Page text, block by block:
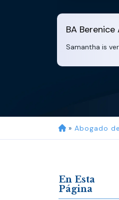
EB Eboni
Clara
» Abogado
En Esta
Página